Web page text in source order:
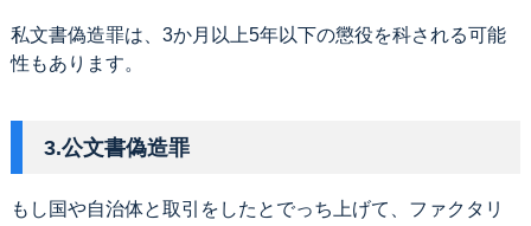
私文書偽造罪は、3か月以上5年以下の懲役を科される可能
性もあります。
3.公文書偽造罪
もし国や自治体と取引をしたとでっち上げて、ファクタリ